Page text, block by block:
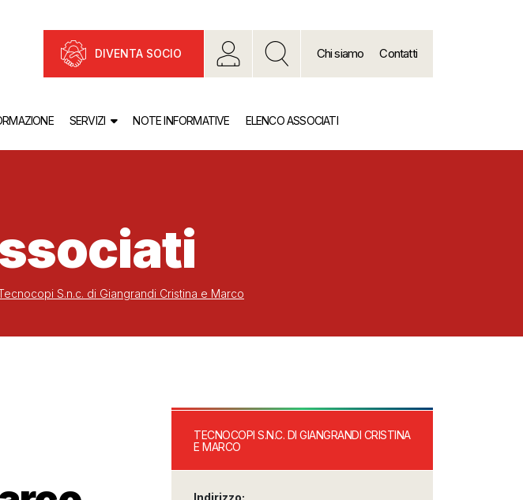
DIVENTA SOCIO Chi siamo Contatti
SERVIZI NOTE INFORMATIVE ELENCO ASSOCIATI
S.n.c. di Giangrandi Cristina e Marco
TECNOCOPI S.N.C. DI GIANGRANDI CRISTINA
E MARCO
Indirizzo: